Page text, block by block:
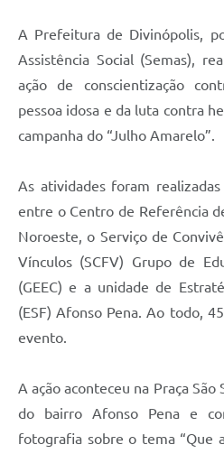
A Prefeitura de Divinópolis,
Assistência Social (Semas),
ação de conscientização
pessoa idosa e da luta contra
campanha do “Julho Amarelo”.
As atividades foram
entre o Centro de Referência
Noroeste, o Serviço de
Vínculos (SCFV) Grupo de
(GEEC) e a unidade de
(ESF) Afonso Pena. Ao todo,
evento.
A ação aconteceu na Praça
do bairro Afonso Pena e
fotografia sobre o tema “Que